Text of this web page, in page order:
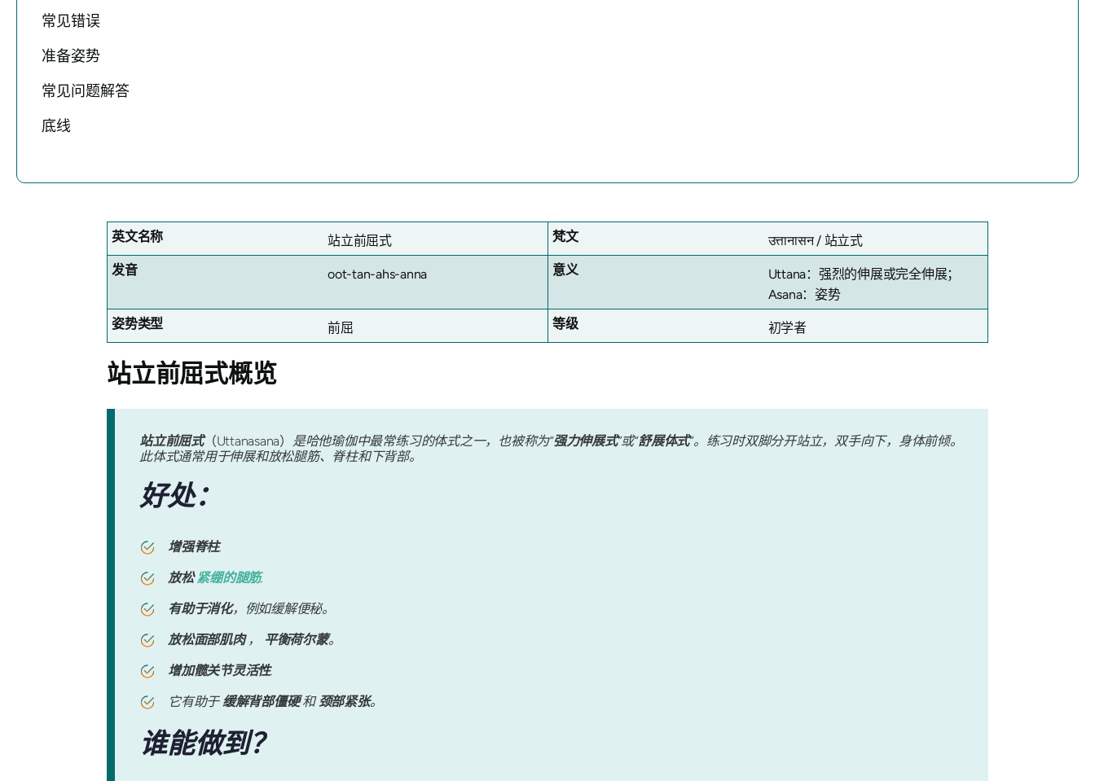
常见错误
准备姿势
常见问题解答
底线
英文名称 站立前屈式 梵文 उत्तानासन / 站立式
发音
oot-tan-ahs-anna 意义
Uttana：强烈的伸展或完全伸展；
Asana：姿势
姿势类型
前屈 等级 初学者
站立前屈式概览
站立前屈式（Uttanasana） 是哈他瑜伽中最常练习的体式之一，也被称为“强力伸展式”或“舒展体式”。练习时双脚​​分开站立，双手向下，身体前倾。
此体式通常用于伸展和放松腿筋、脊柱和下背部。
好处：
增强脊柱.
放松紧绷的腿筋.
有助于消化，例如缓解便秘。
放松面部肌肉， 平衡荷尔蒙。
增加髋关节灵活性.
它有助于缓解背部僵硬和颈部紧张。
谁能做到？